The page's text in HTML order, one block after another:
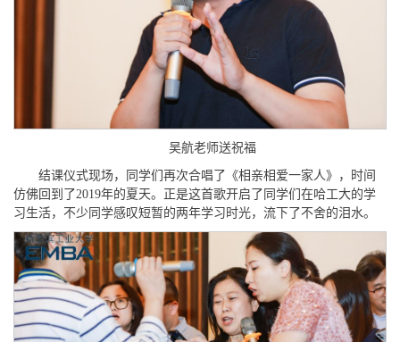
吴航老师送祝福
结课仪式现场，同学们再次合唱了《相亲相爱一家人》，时间
仿佛回到了2019年的夏天。正是这首歌开启了同学们在哈工大的学
习生活，不少同学感叹短暂的两年学习时光，流下了不舍的泪水。